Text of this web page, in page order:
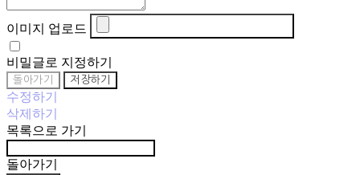
이미지 업로드
비밀글로 지정하기
돌아가기 저장하기
수정하기
삭제하기
목록으로 가기
돌아가기